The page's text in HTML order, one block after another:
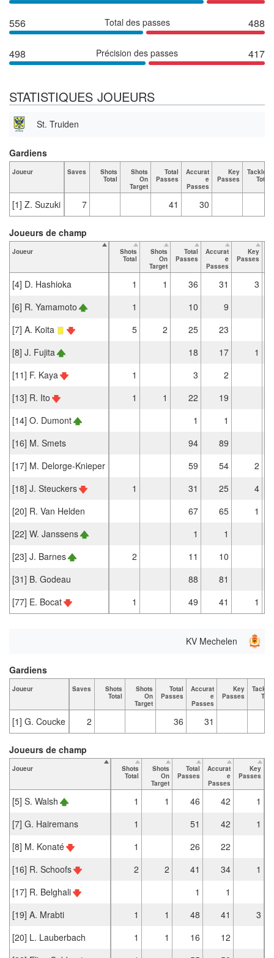
556 Total des passes 488
498 Précision des passes 417
STATISTIQUES JOUEURS
St. Truiden
Joueur Saves
Shots
Total
Shots
On
Target
Total
Passes
Accurat
e
Passes
Key
Passes
Tackles
Total
[1] Z. Suzuki 7 41 30
Gardiens
Joueur
Shots
Total
Shots
On
Target
Total
Passes
Accurat
e
Passes
Key
Passes
[4] D. Hashioka 1 1 36 31
3
[6] R. Yamamoto
1 10
9
[7] A. Koita
5 2 25
23
[8] J. Fujita
18 17
1
[11] F. Kaya
1 3
2
[13] R. Ito
1 1 22
19
[14] O. Dumont
1
1
[16] M. Smets
94
89
[17] M. Delorge-Knieper
59 54
2
[18] J. Steuckers
1 31 25
4
[20] R. Van Helden
67 65
1
[22] W. Janssens
1
1
[23] J. Barnes
2 11
10
[31] B. Godeau
88
81
[77] E. Bocat
1 49 41 1
Joueurs de champ
KV Mechelen
Joueur Saves
Shots
Total
Shots
On
Target
Total
Passes
Accurat
e
Passes
Key
Passes
[1] G. Coucke 2 36 31
Gardiens
Joueur
Shots
Total
Shots
On
Target
Total
Passes
Accurat
e
Passes
Key
Passes
[5] S. Walsh 1 1 46 42
1
[7] G. Hairemans
1 51 42
1
[8] M. Konaté
1 26
22
[16] R. Schoofs
2 2 41 34
1
[17] R. Belghali
1
1
[19] A. Mrabti
1 1 48 41
3
[20] L. Lauberbach
1 1 16
12
Joueurs de champ